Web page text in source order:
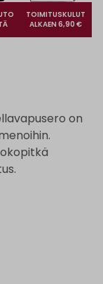
TOIMITUSKULUT
ALKAEN 6,90 €
on